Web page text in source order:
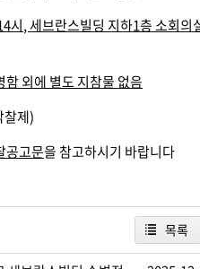
시,세브란스빌딩 지하1층 소회의
외에 별도 지참물 없음
찰제)
공고문을 참고하시기 바랍니다
목록